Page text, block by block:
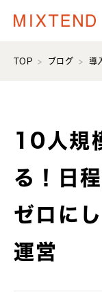
TOP ブログ 導
10人規
る！日
ゼロに
運営